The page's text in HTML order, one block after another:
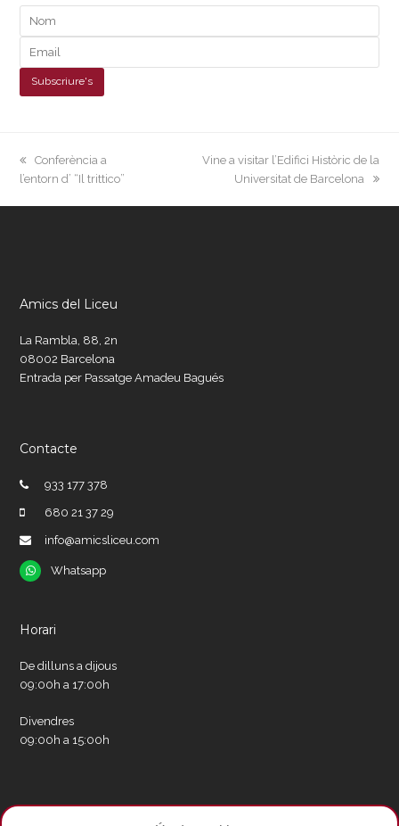
previous
post:
Conferència a
l’entorn d’ “Il trittico”
next
Vine a visitar l’Edifici Històric de la
Universitat de Barcelona
Amics del Liceu
La Rambla, 88, 2n
08002 Barcelona
Entrada per Passatge Amadeu Bagués
Contacte
933 177 378
680 21 37 29
info@amicsliceu.com
Whatsapp
Whatsapp
Horari
De dilluns a dijous
09:00h a 17:00h
Divendres
09:00h a 15:00h
Xarxes socials